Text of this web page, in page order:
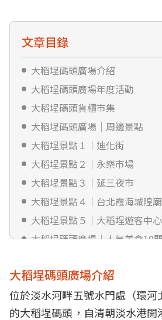
文章目錄
大稻埕碼頭廣場介紹
大稻埕碼頭廣場年度活動
大稻埕碼頭貨櫃市集
大稻埕碼頭廣場｜周邊景點
大稻埕景點１｜迪化街
大稻埕景點２｜永樂市場
大稻埕景點３｜延三夜市
大稻埕景點４｜台北霞海城隍廟
大稻埕景點５｜大稻埕遊客中心
大稻埕碼頭廣場｜人氣美食10
大稻埕碼頭廣場介紹
位於淡水河畔五號水門處（環河
的大稻埕碼頭，自清朝淡水港